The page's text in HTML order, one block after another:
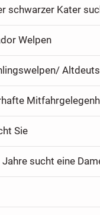
schwarzer Kater
Welpen
Sie
Jahre sucht eine